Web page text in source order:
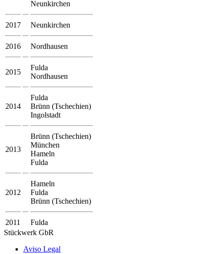
Neunkirchen
2017 Neunkirchen
2016 Nordhausen
2015
Fulda
Nordhausen
2014
Fulda
Brünn (Tschechien)
Ingolstadt
2013
Brünn (Tschechien)
München
Hameln
Fulda
2012
Hameln
Fulda
Brünn (Tschechien)
2011
Fulda
Stückwerk GbR
Aviso Legal